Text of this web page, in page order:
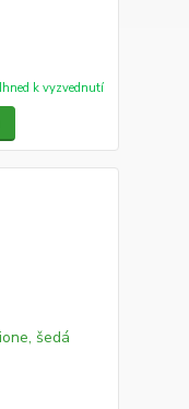
Ihned k vyzvednutí